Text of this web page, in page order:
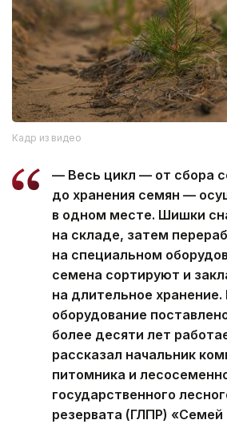
Кадр из видео
— Весь цикл — от сбора
до хранения семян —
в одном месте. Шишки
на складе, затем
на специальном
семена сортируют и
на длительное хранение.
оборудование
более десяти лет
рассказал начальник
питомника и
государственного
резервата (ГЛПР)